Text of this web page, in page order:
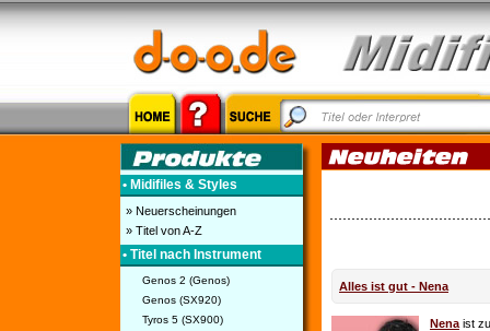
• Midifiles & Styles
» Neuerscheinungen
» Titel von A-Z
• Titel nach Instrument
Genos 2 (Genos)
Genos (SX920)
Tyros 5 (SX900)
Alles ist gut - Nena
Nena ist